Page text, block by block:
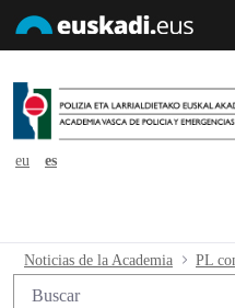
eu
es
PL convocatoria
Noticias de la Academia
Búsqueda web